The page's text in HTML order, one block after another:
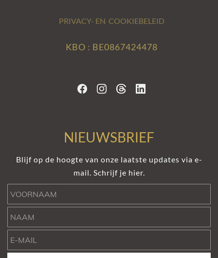
PRIVACY- EN COOKIEBELEID
KBO : BE0867424478
NIEUWSBRIEF
Blijf op de hoogte van onze laatste updates via e-
mail. Schrijf je hier.